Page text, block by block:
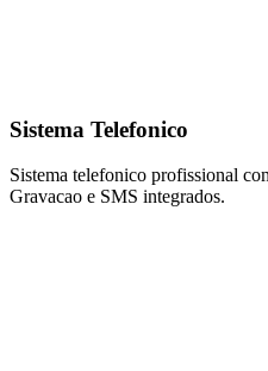
Sistema Telefonico
Sistema telefonico profissional
Gravacao e SMS integrados.